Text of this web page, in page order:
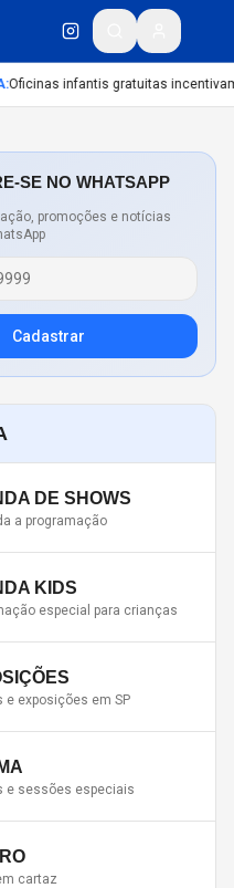
infantis gratuitas incentivam
SE NO WHATSAPP
promoções e notícias
Cadastrar
DE SHOWS
a programação
KIDS
especial para crianças
e exposições em SP
e sessões especiais
cartaz